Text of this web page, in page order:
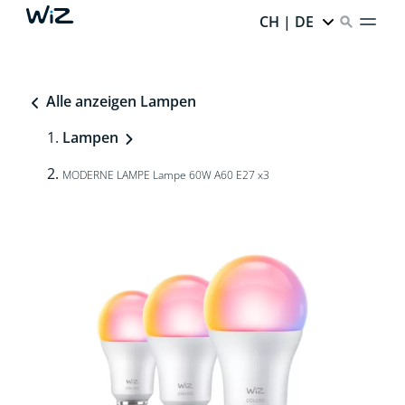
CH | DE
Alle anzeigen Lampen
Lampen
MODERNE LAMPE Lampe 60W A60 E27 x3